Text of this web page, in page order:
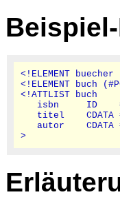
<!ELEMENT
<!ELEMENT buch
<!ATTLIST buch
isbn     ID
titel    CDATA
autor    CDATA